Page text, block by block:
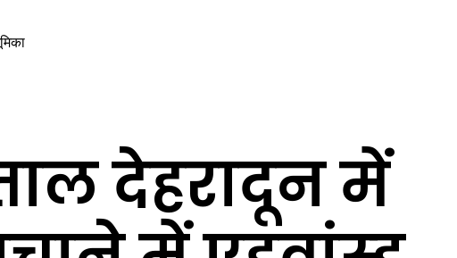
देहरादून में